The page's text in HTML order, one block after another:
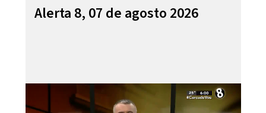
Alerta 8, 07 de agosto 2026